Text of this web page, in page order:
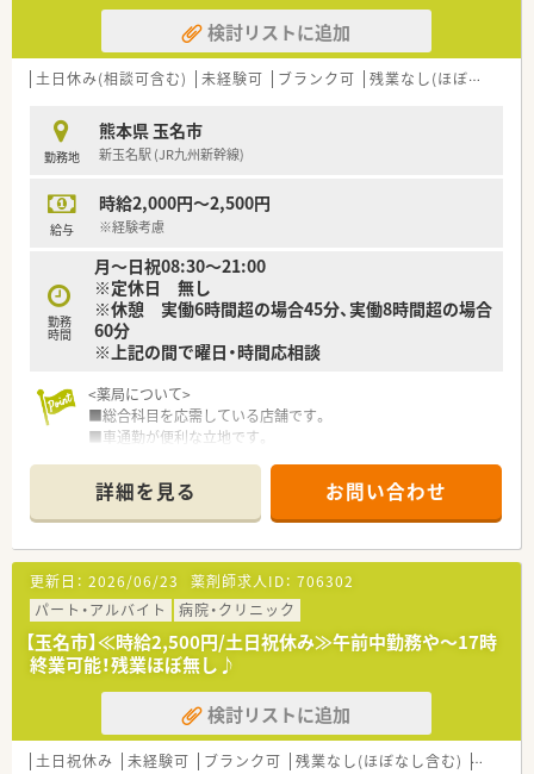
検討リストに追加
土日休み(相談可含む) 未経験可 ブランク可 残業なし(ほぼなし含む)
勤務地
熊本県 玉名市
新玉名駅 (JR九州新幹線)
給与
時給2,000円～2,500円
※経験考慮
勤務
時間
月～日祝08:30～21:00
※定休日 無し
※休憩 実働6時間超の場合45分、実働8時間超の場合
60分
※上記の間で曜日・時間応相談
<薬局について>
■総合科目を応需している店舗です。
■車通勤が便利な立地です。
<こんな方にオススメ>
■人数体制充実した店舗で勤務したい方
■大手調剤薬局の安定した経済基盤で、腰を据えて長く勤務した
い方
＼こんな企業です／
○全国に1,000店舗以上を展開する大手調剤薬局です。
○東京大学病院をはじめ全国の病院の敷地内に薬局を持ってい
ます。
病診薬連携を強化することで、地域にお住いの患者様に高度な
医療の提供を実現しています。
○全店「同一の機械・システム」を採用しており、且つ処方箋の応
需内容が多岐にわたる（敷地内・病院門前・医療モール・CL門前）
ので、
詳細を見る お問い合わせ
更新日： 2026/06/23 薬剤師求人ID： 706302
パート・アルバイト
病院・クリニック
【玉名市】≪時給2,500円/土日祝休み≫午前中勤務や～17時
終業可能！残業ほぼ無し♪
検討リストに追加
土日祝休み 未経験可 ブランク可 残業なし(ほぼなし含む) 転勤な